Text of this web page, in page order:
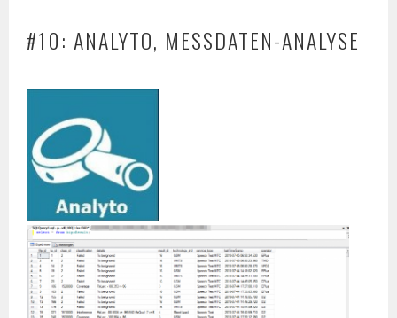
#10: ANALYTO, MESSDATEN-ANALYSE